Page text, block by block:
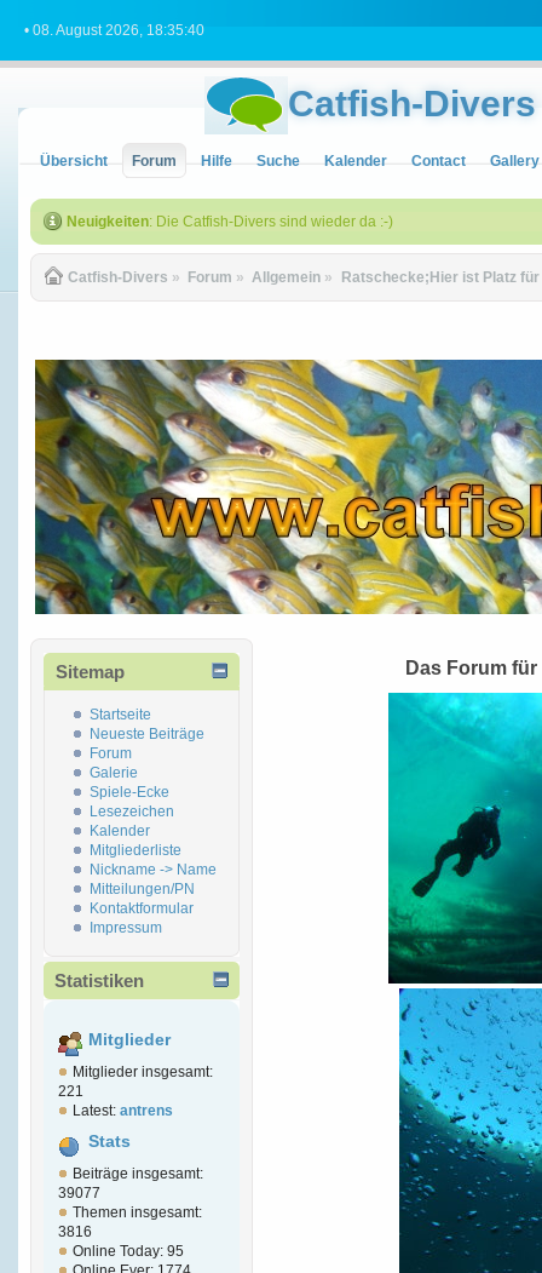
• 08. August 2026, 18:35:40
Catfish-Divers
Übersicht Forum Hilfe Suche Kalender Contact Gallery
Neuigkeiten: Die Catfish-Divers sind wieder da :-)
Catfish-Divers » Forum » Allgemein » Ratschecke;Hier ist Platz
Sitemap
Startseite
Neueste Beiträge
Forum
Galerie
Spiele-Ecke
Lesezeichen
Kalender
Mitgliederliste
Nickname -> Name
Mitteilungen/PN
Kontaktformular
Impressum
Statistiken
Mitglieder
Mitglieder insgesamt:
221
Latest: antrens
Stats
Beiträge insgesamt:
39077
Themen insgesamt:
3816
Online Today: 95
Das Forum